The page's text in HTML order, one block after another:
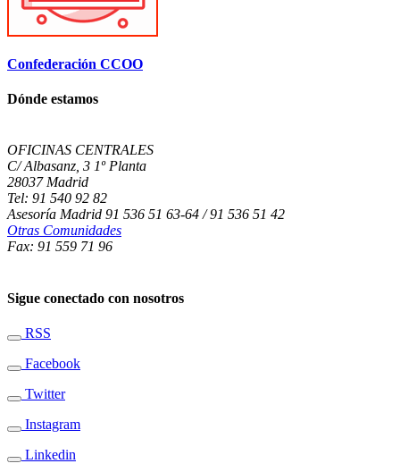
Confederación CCOO
Dónde estamos
OFICINAS CENTRALES
C/ Albasanz, 3 1º Planta
28037 Madrid
Tel: 91 540 92 82
Asesoría Madrid 91 536 51 63-64 / 91 536 51 42
Otras Comunidades
Fax: 91 559 71 96
Sigue conectado con nosotros
RSS
Facebook
Twitter
Instagram
Linkedin